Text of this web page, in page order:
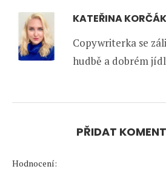
KATEŘINA
Copywriterka se
hudbě a dobrém
PŘIDAT
Hodnocení: